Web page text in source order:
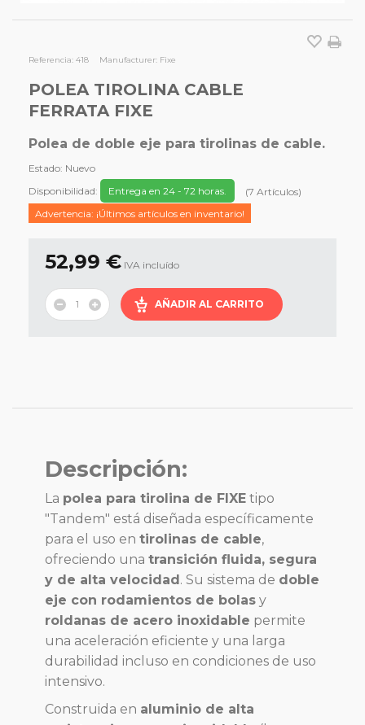
Referencia: 418 Manufacturer: Fixe
POLEA TIROLINA CABLE
FERRATA FIXE
Polea de doble eje para tirolinas de cable.
Estado: Nuevo
Disponibilidad:
Entrega en 24 - 72 horas. (7 Artículos)
Advertencia: ¡Últimos artículos en inventario!
52,99 € IVA incluído
AÑADIR AL CARRITO
Descripción:
La polea para tirolina de FIXE tipo
"Tandem" está diseñada específicamente
para el uso en tirolinas de cable,
ofreciendo una transición fluida, segura
y de alta velocidad. Su sistema de doble
eje con rodamientos de bolas y
roldanas de acero inoxidable permite
una aceleración eficiente y una larga
durabilidad incluso en condiciones de uso
intensivo.
Construida en aluminio de alta